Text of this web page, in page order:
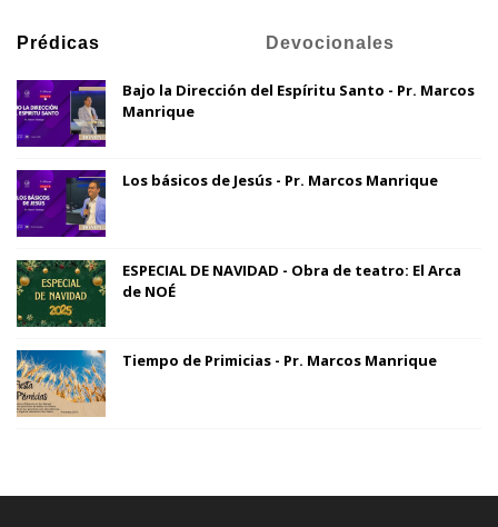
Prédicas Devocionales
Bajo la Dirección del Espíritu Santo - Pr. Marcos
Manrique
Los básicos de Jesús - Pr. Marcos Manrique
ESPECIAL DE NAVIDAD - Obra de teatro: El Arca
de NOÉ
Tiempo de Primicias - Pr. Marcos Manrique